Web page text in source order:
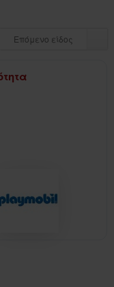
Επόμενο είδος